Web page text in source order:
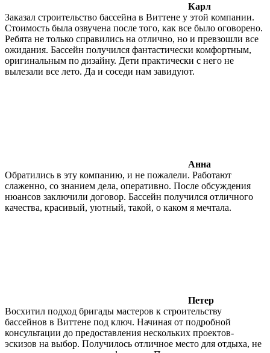
Карл
Заказал строительство бассейна в Виттене у этой компании.
Стоимость была озвучена после того, как все было оговорено.
Ребята не только справились на отлично, но и превзошли все
ожидания. Бассейн получился фантастически комфортным,
оригинальным по дизайну. Дети практически с него не
вылезали все лето. Да и соседи нам завидуют.
Анна
Обратились в эту компанию, и не пожалели. Работают
слаженно, со знанием дела, оперативно. После обсуждения
нюансов заключили договор. Бассейн получился отличного
качества, красивый, уютный, такой, о каком я мечтала.
Петер
Восхитил подход бригады мастеров к строительству
бассейнов в Виттене под ключ. Начиная от подробной
консультации до предоставления нескольких проектов-
эскизов на выбор. Получилось отличное место для отдыха, не